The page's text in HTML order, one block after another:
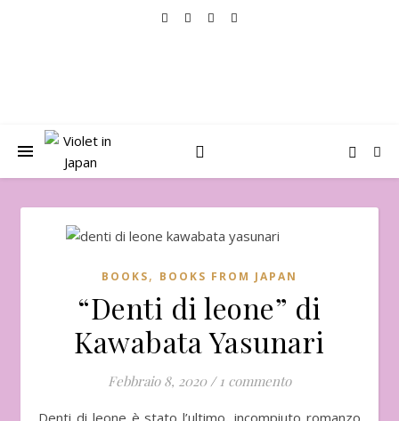
BOOKS, BOOKS FROM JAPAN
“Denti di leone” di
Kawabata Yasunari
Febbraio 8, 2020 / 1 commento
Denti di leone è stato l’ultimo, incompiuto romanzo